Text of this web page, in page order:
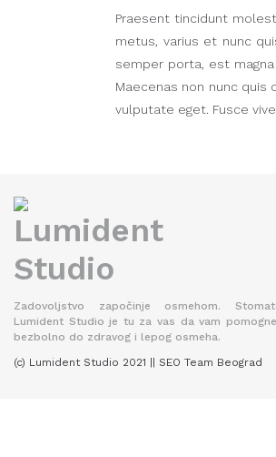
Praesent tincidunt
metus, varius et nunc
semper porta, est
Maecenas non nunc
vulputate eget. Fusce
Zadovoljstvo započinje osmehom.
Lumident Studio je tu za vas da vam
bezbolno do zdravog i lepog osmeha.
(c) Lumident Studio 2021 || SEO Team Beograd